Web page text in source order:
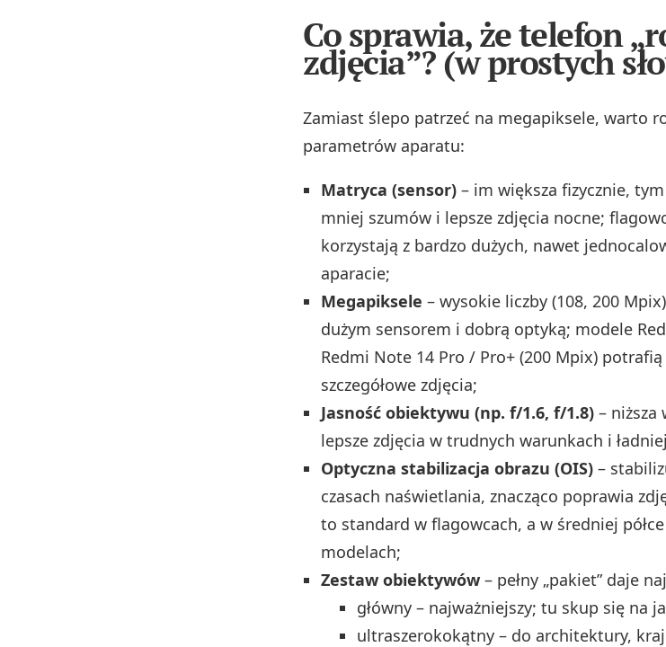
Co sprawia, że telefon
zdjęcia”? (w prostych
Zamiast ślepo patrzeć na megapiksele, warto
parametrów aparatu:
Matryca (sensor) – im większa fizycznie,
mniej szumów i lepsze zdjęcia nocne;
korzystają z bardzo dużych, nawet
aparacie;
Megapiksele – wysokie liczby (108, 200
dużym sensorem i dobrą optyką; modele
Redmi Note 14 Pro / Pro+ (200 Mpix)
szczegółowe zdjęcia;
Jasność obiektywu (np. f/1.6, f/1.8) – niższa
lepsze zdjęcia w trudnych warunkach i
Optyczna stabilizacja obrazu (OIS) –
czasach naświetlania, znacząco poprawia
to standard w flagowcach, a w średniej
modelach;
Zestaw obiektywów – pełny „pakiet” daje
główny – najważniejszy; tu skup się na
ultraszerokokątny – do architektury,